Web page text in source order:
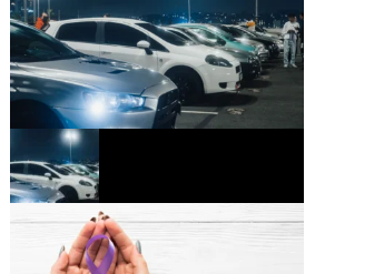
Mercado automotivo registra 3º melhor
mês de julho em vendas de veículos